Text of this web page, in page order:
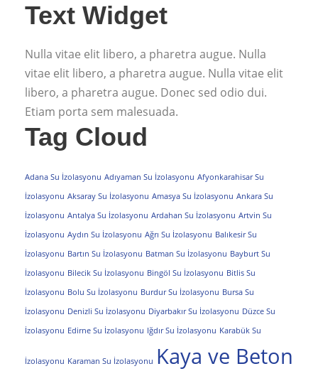
Text Widget
Nulla vitae elit libero, a pharetra augue. Nulla
vitae elit libero, a pharetra augue. Nulla vitae elit
libero, a pharetra augue. Donec sed odio dui.
Etiam porta sem malesuada.
Tag Cloud
Adana Su İzolasyonu Adıyaman Su İzolasyonu Afyonkarahisar Su
İzolasyonu Aksaray Su İzolasyonu Amasya Su İzolasyonu Ankara Su
İzolasyonu Antalya Su İzolasyonu Ardahan Su İzolasyonu Artvin Su
İzolasyonu Aydın Su İzolasyonu Ağrı Su İzolasyonu Balıkesir Su
İzolasyonu Bartın Su İzolasyonu Batman Su İzolasyonu Bayburt Su
İzolasyonu Bilecik Su İzolasyonu Bingöl Su İzolasyonu Bitlis Su
İzolasyonu Bolu Su İzolasyonu Burdur Su İzolasyonu Bursa Su
İzolasyonu Denizli Su İzolasyonu Diyarbakır Su İzolasyonu Düzce Su
İzolasyonu Edirne Su İzolasyonu Iğdır Su İzolasyonu Karabük Su
İzolasyonu Karaman Su İzolasyonu Kaya ve Beton